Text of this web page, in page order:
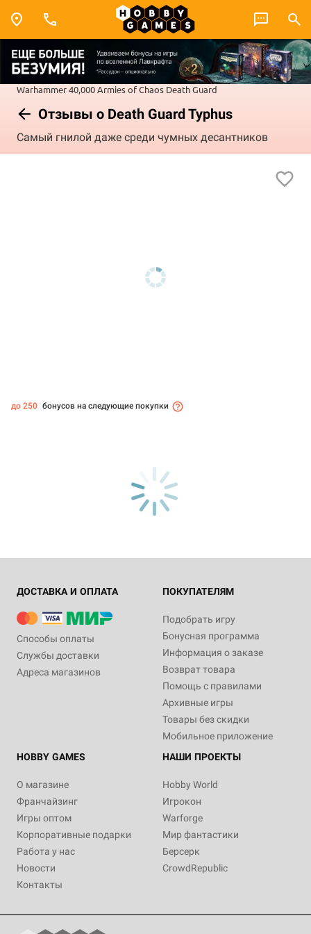
Warhammer 40,000Armies of Chaos Death Guard
Отзывы о Death Guard Typhus
Самый гнилой даже среди чумных десантников
до 250 бонусов на следующие покупки
ДОСТАВКА И ОПЛАТА
Способы оплаты
Службы доставки
Адреса магазинов
ПОКУПАТЕЛЯМ
Подобрать игру
Бонусная программа
Информация о заказе
Возврат товара
Помощь с правилами
Архивные игры
Товары без скидки
Мобильное приложение
HOBBY GAMES
О магазине
Франчайзинг
Игры оптом
Корпоративные подарки
Работа у нас
Новости
Контакты
НАШИ ПРОЕКТЫ
Hobby World
Игрокон
Warforge
Мир фантастики
Берсерк
CrowdRepublic